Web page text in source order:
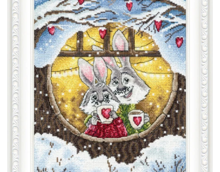
1/4
Изображения и цвет представленного товара могут незначительно
отличаться от оригинала продукции, взависимости от разрешения и
настроек вашего монитора, а также условий освещения при съемке